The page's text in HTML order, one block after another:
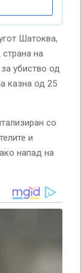
Шатоква,
на
убиство од
казна од 25
со
и
напад на